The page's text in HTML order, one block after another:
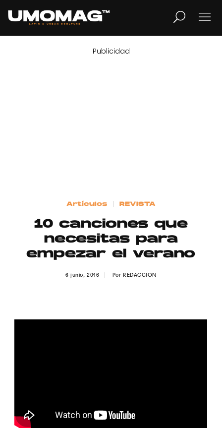
LIFESTYLE
Contacto
Publicidad
Artículos REVISTA
10 canciones que
necesitas para
empezar el verano
6 junio, 2016 Por REDACCION